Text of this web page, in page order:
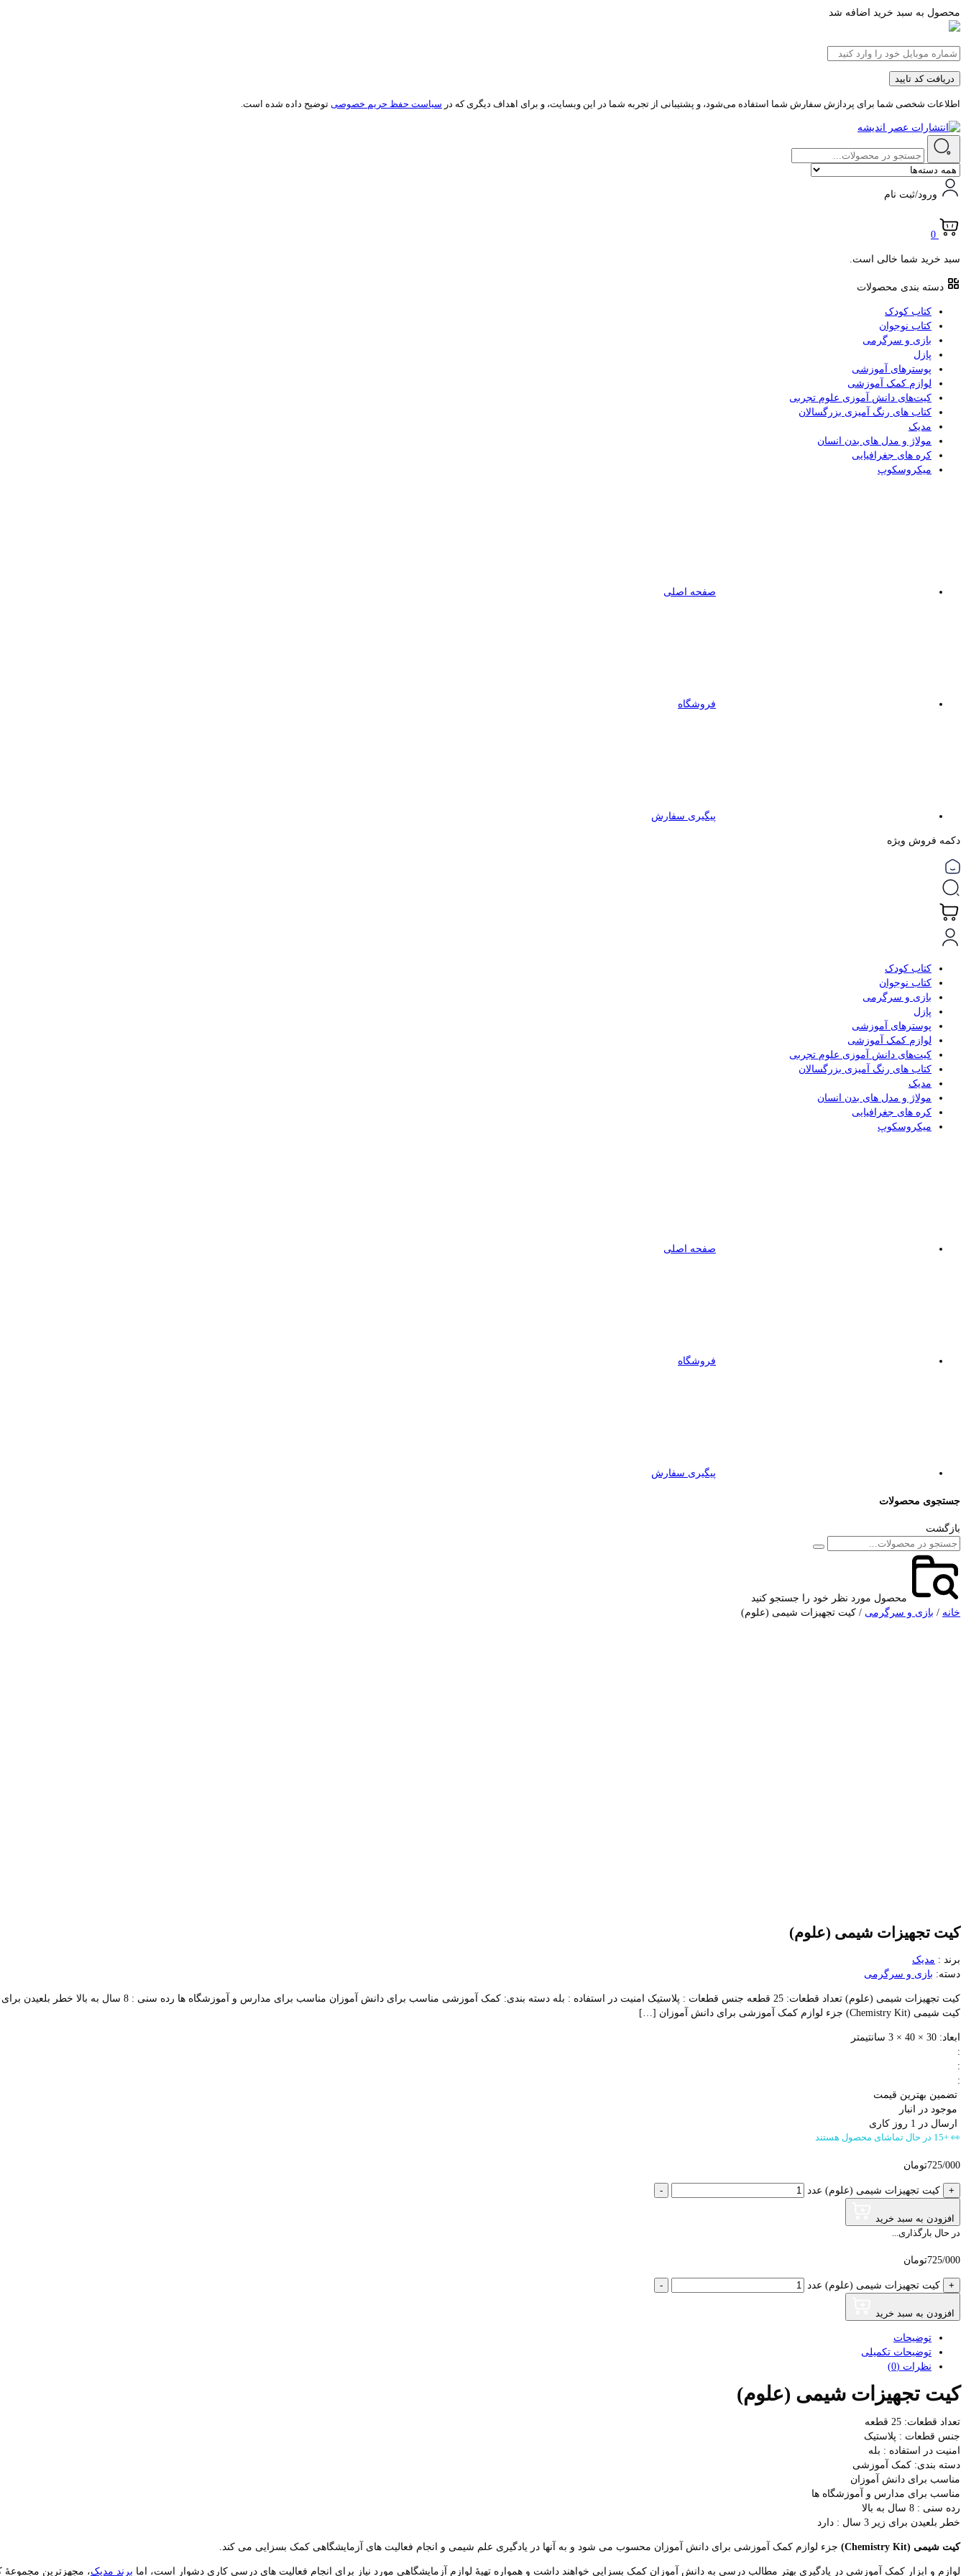
محصول به سبد خرید اضافه شد
دریافت کد تایید
اطلاعات شخصی شما برای پردازش سفارش شما استفاده می‌شود، و پشتیبانی از تجربه شما در این وبسایت، و برای اهداف دیگری که در سیاست حفظ حریم خصوصی توضیح داده شده است.
ورود/ثبت نام
0
سبد خرید شما خالی است.
دسته بندی محصولات
کتاب کودک
کتاب نوجوان
بازی و سرگرمی
پازل
پوسترهای آموزشی
لوازم کمک آموزشی
کیت‌های دانش آموزی علوم تجربی
کتاب های رنگ آمیزی بزرگسالان
مدیک
مولاژ و مدل های بدن انسان
کره های جغرافیایی
میکروسکوپ
صفحه اصلی
فروشگاه
پیگیری سفارش
دکمه فروش ویژه
کتاب کودک
کتاب نوجوان
بازی و سرگرمی
پازل
پوسترهای آموزشی
لوازم کمک آموزشی
کیت‌های دانش آموزی علوم تجربی
کتاب های رنگ آمیزی بزرگسالان
مدیک
مولاژ و مدل های بدن انسان
کره های جغرافیایی
میکروسکوپ
صفحه اصلی
فروشگاه
پیگیری سفارش
جستجوی محصولات
بازگشت
محصول مورد نظر خود را جستجو کنید
خانه / بازی و سرگرمی / کیت تجهیزات شیمی (علوم)
کیت تجهیزات شیمی (علوم)
برند : مدیک
دسته: بازی و سرگرمی
کیت شیمی (Chemistry Kit) جزء لوازم کمک آموزشی برای دانش آموزان […]
ابعاد: 30 × 40 × 3 سانتیمتر
:
:
:
تضمین بهترین قیمت
موجود در انبار
ارسال در 1 روز کاری
👀 +15 در حال تماشای محصول هستند
725/000تومان
+ کیت تجهیزات شیمی (علوم) عدد -
افزودن به سبد خرید
در حال بارگذاری...
725/000تومان
+ کیت تجهیزات شیمی (علوم) عدد -
افزودن به سبد خرید
توضیحات
توضیحات تکمیلی
نظرات (0)
کیت تجهیزات شیمی (علوم)
تعداد قطعات: 25 قطعه
جنس قطعات : پلاستیک
امنیت در استفاده : بله
دسته بندی: کمک آموزشی
مناسب برای دانش آموزان
مناسب برای مدارس و آموزشگاه ها
رده سنی : 8 سال به بالا
خطر بلعیدن برای زیر 3 سال : دارد
کیت شیمی (Chemistry Kit) جزء لوازم کمک آموزشی برای دانش آموزان محسوب می شود و به آنها در یادگیری علم شیمی و انجام فعالیت های آزمایشگاهی کمک بسزایی می کند.
لوازم و ابزار کمک آموزشی در یادگیری بهتر مطالب درسی به دانش آموزان کمک بسزایی خواهند داشت و همواره تهیۀ لوازم آزمایشگاهی مورد نیاز برای انجام فعالیت های درسی کاری دشوار است، اما برند مدیک، مجهزترین